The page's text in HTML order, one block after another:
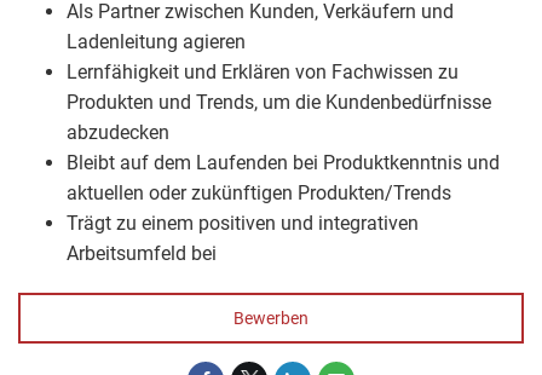
Als Partner zwischen Kunden, Verkäufern und
Ladenleitung agieren
Lernfähigkeit und Erklären von Fachwissen zu
Produkten und Trends, um die Kundenbedürfnisse
abzudecken
Bleibt auf dem Laufenden bei Produktkenntnis und
aktuellen oder zukünftigen Produkten/Trends
Trägt zu einem positiven und integrativen
Arbeitsumfeld bei
Bewerben